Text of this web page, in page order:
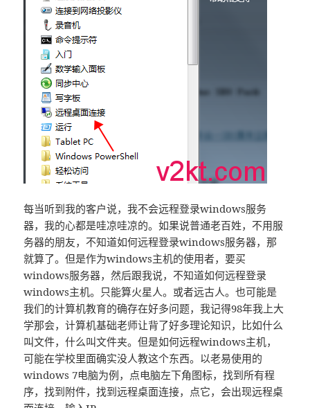
每当听到我的客户说，我不会远程登录windows服务
器，我的心都是哇凉哇凉的。如果说普通老百姓，不用服
务器的朋友，不知道如何远程登录windows服务器，那
就算了。但是作为windows主机的使用者，要买
windows服务器，然后跟我说，不知道如何远程登录
windows主机。只能算火星人。或者远古人。也可能是
我们的计算机教育的确存在好多问题，我记得98年我上大
学那会，计算机基础老师让背了好多理论知识，比如什么
叫文件，什么叫文件夹。但是如何远程windows主机，
可能在学校里面确实没人教这个东西。以老易使用的
windows 7电脑为例，点电脑左下角图标，找到所有程
序，找到附件，找到远程桌面连接，点它，会出现远程桌